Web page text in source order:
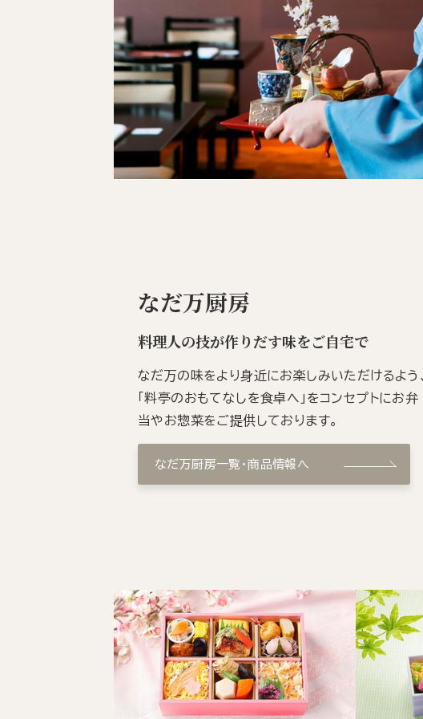
なだ万厨房
料理人の技が作りだす味をご自宅で
なだ万の味をより身近にお楽しみいただけるよう、
「料亭のおもてなしを食卓へ」をコンセプトにお弁
当やお惣菜をご提供しております。
なだ万厨房一覧・商品情報へ